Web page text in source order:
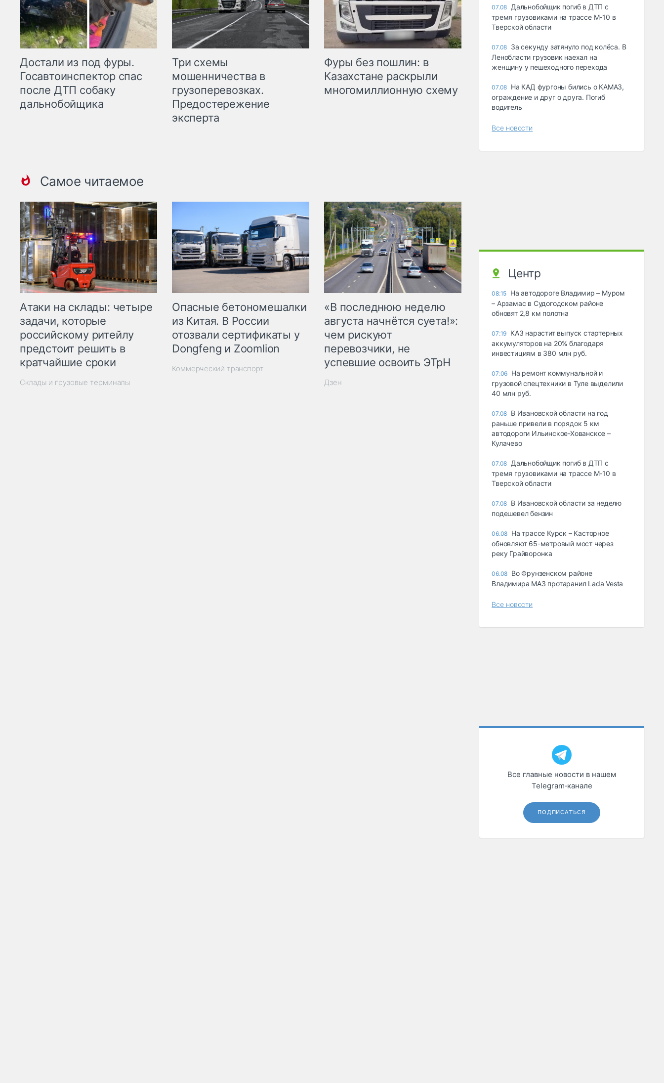
Достали из под фуры.
Госавтоинспектор спас
после ДТП собаку
дальнобойщика
Три схемы
мошенничества в
грузоперевозках.
Предостережение
эксперта
Фуры без пошлин: в
Казахстане раскрыли
многомиллионную схему
Самое читаемое
Атаки на склады: четыре
задачи, которые
российскому ритейлу
предстоит решить в
кратчайшие сроки
Склады и грузовые терминалы
Опасные бетономешалки
из Китая. В России
отозвали сертификаты у
Dongfeng и Zoomlion
Коммерческий транспорт
«В последнюю неделю
августа начнётся суета!»:
чем рискуют
перевозчики, не
успевшие освоить ЭТрН
Дзен
07.08 Дальнобойщик погиб в ДТП с
тремя грузовиками на трассе М-10 в
Тверской области
07.08 За секунду затянуло под колёса. В
Ленобласти грузовик наехал на
женщину у пешеходного перехода
07.08 На КАД фургоны бились о КАМАЗ,
ограждение и друг о друга. Погиб
водитель
Все новости
Центр
08:15 На автодороге Владимир – Муром
– Арзамас в Судогодском районе
обновят 2,8 км полотна
07:19 КАЗ нарастит выпуск стартерных
аккумуляторов на 20% благодаря
инвестициям в 380 млн руб.
07:06 На ремонт коммунальной и
грузовой спецтехники в Туле выделили
40 млн руб.
07.08 В Ивановской области на год
раньше привели в порядок 5 км
автодороги Ильинское-Хованское –
Кулачево
07.08 Дальнобойщик погиб в ДТП с
тремя грузовиками на трассе М-10 в
Тверской области
07.08 В Ивановской области за неделю
подешевел бензин
06.08 На трассе Курск – Касторное
обновляют 65-метровый мост через
реку Грайворонка
06.08 Во Фрунзенском районе
Владимира МАЗ протаранил Lada Vesta
Все новости
Все главные новости в нашем
Telegram‑канале
ПОДПИСАТЬСЯ